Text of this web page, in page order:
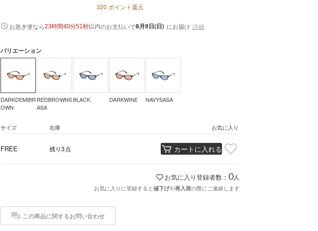
320 ポイント還元
お急ぎ便なら23時間40分51秒以内のお支払いで8月9日(日) にお届け 詳細
バリエーション
DARKDEMIBR
OWN
REDBROWNS
ASA
BLACK DARKWINE NAVYSASA
サイズ 在庫 お気に入り
FREE 残り3点 カートに入れる
お気に入り登録者数： 0人
お気に入りに登録すると値下げや再入荷の際にご連絡します
この商品に関するお問い合わせ